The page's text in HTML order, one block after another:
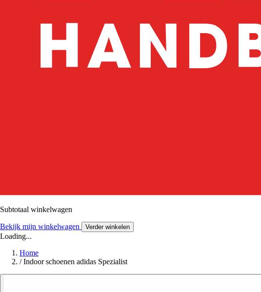
Subtotaal winkelwagen
Bekijk mijn winkelwagen Verder winkelen
Loading...
Home
/ Indoor schoenen adidas Spezialist